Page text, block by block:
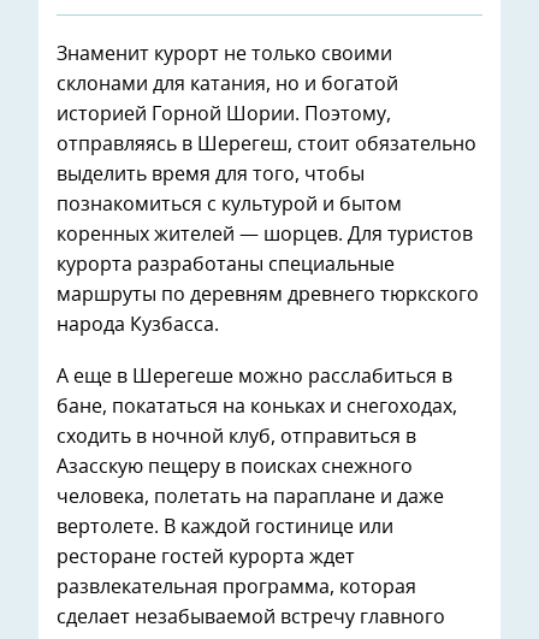
Знаменит курорт не только своими
склонами для катания, но и богатой
историей Горной Шории. Поэтому,
отправляясь в Шерегеш, стоит обязательно
выделить время для того, чтобы
познакомиться с культурой и бытом
коренных жителей — шорцев. Для туристов
курорта разработаны специальные
маршруты по деревням древнего тюркского
народа Кузбасса.
А еще в Шерегеше можно расслабиться в
бане, покататься на коньках и снегоходах,
сходить в ночной клуб, отправиться в
Азасскую пещеру в поисках снежного
человека, полетать на параплане и даже
вертолете. В каждой гостинице или
ресторане гостей курорта ждет
развлекательная программа, которая
сделает незабываемой встречу главного